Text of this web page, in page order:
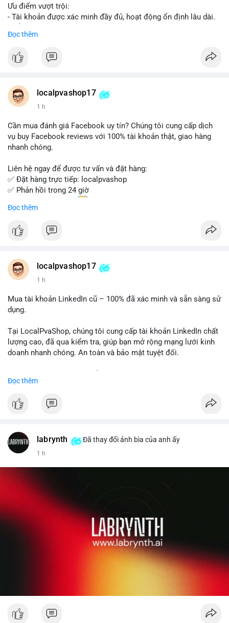
Ưu điểm vượt trội:
- Tài khoản được xác minh đầy đủ, hoạt động ổn định lâu dài.
- Giao dịch an toàn, bảo mật thông tin.
Đặt hàng ngay hôm nay để nhận ưu đãi tốt nhất!
- WhatsApp: +1 (66
215-8938
- Telegram: @localpvashop
Đừng bỏ lỡ cơ hội sở hữu tài khoản WeChat chất lượng với giá
tốt. Liên hệ ngay!
Đọc thêm
localpvashop17
1 h
Cần mua đánh giá Facebook uy tín? Chúng tôi cung cấp dịch
vụ buy Facebook reviews với 100% tài khoản thật, giao hàng
nhanh chóng.
Liên hệ ngay để được tư vấn và đặt hàng:
✅ Đặt hàng trực tiếp: localpvashop
✅ Phản hồi trong 24 giờ
✅ WhatsApp: +1 (66
✅ Telegram: @localpvashop
✅ Email: localpvashop@gmail.com
Đọc thêm
localpvashop17
1 h
Mua tài khoản LinkedIn cũ – 100% đã xác minh và sẵn sàng sử
dụng.
Tại LocalPvaShop, chúng tôi cung cấp tài khoản LinkedIn chất
lượng cao, đã qua kiểm tra, giúp bạn mở rộng mạng lưới kinh
doanh nhanh chóng. An toàn và bảo mật tuyệt đối.
✅ Phản hồi trong 24 giờ
✅ Email: localpvashop@gmail.com
Đọc thêm
labrynth Đã thay đổi ảnh bìa của anh ấy
1 h